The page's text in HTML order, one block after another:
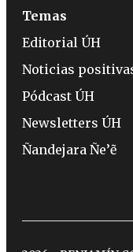
Temas
Editorial ÚH
Noticias
Pódcast ÚH
Newsletters ÚH
Ñandejara Ñe’ẽ